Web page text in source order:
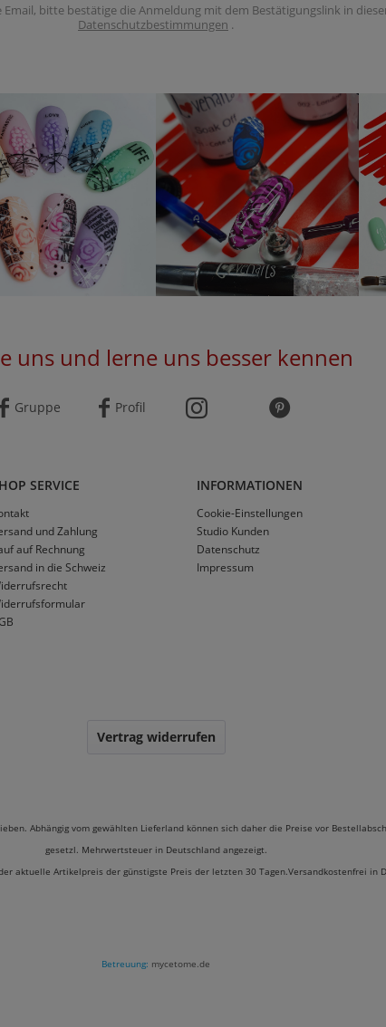
bitte bestätige die Anmeldung mit dem Bestätigungslink in
Datenschutzbestimmungen .
uns und lerne uns besser kennen
Gruppe Profil
SERVICE
und Zahlung
auf Rechnung
in die Schweiz
INFORMATIONEN
Cookie-Einstellungen
Studio Kunden
Datenschutz
Impressum
Vertrag widerrufen
Abhängig vom gewählten Lieferland können sich daher die Preise vor
gesetzl. Mehrwertsteuer in Deutschland angezeigt.
aktuelle Artikelpreis der günstigste Preis der letzten 30 Tagen.Versandkostenfrei in
Betreuung: mycetome.de